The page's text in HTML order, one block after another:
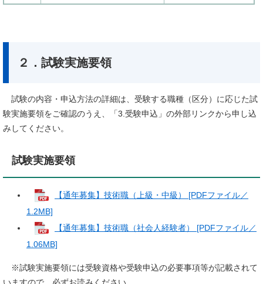
２．試験実施要領
試験の内容・申込方法の詳細は、受験する職種（区分）に応じた試
験実施要領をご確認のうえ、「3.受験申込」の外部リンクから申し込
みしてください。
試験実施要領
【通年募集】技術職（上級・中級） [PDFファイル／
1.2MB]
【通年募集】技術職（社会人経験者） [PDFファイル／
1.06MB]
※試験実施要領には受験資格や受験申込の必要事項等が記載されて